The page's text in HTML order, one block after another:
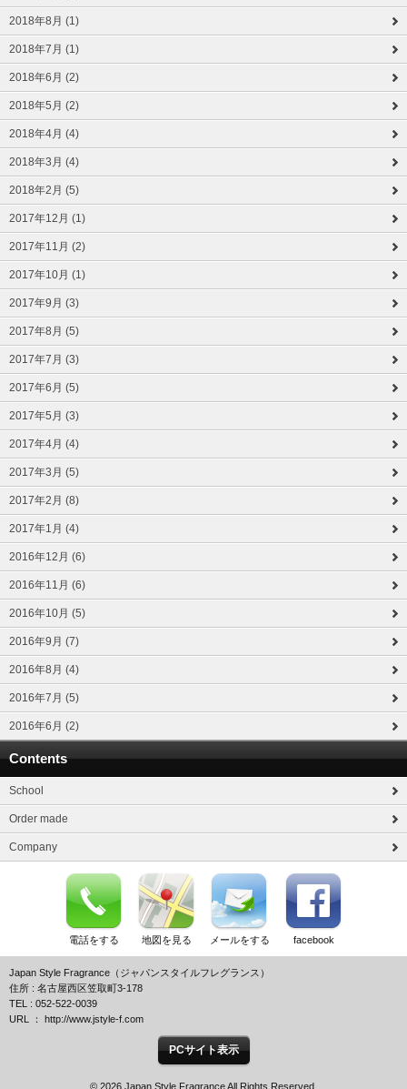
2018年8月 (1)
2018年7月 (1)
2018年6月 (2)
2018年5月 (2)
2018年4月 (4)
2018年3月 (4)
2018年2月 (5)
2017年12月 (1)
2017年11月 (2)
2017年10月 (1)
2017年9月 (3)
2017年8月 (5)
2017年7月 (3)
2017年6月 (5)
2017年5月 (3)
2017年4月 (4)
2017年3月 (5)
2017年2月 (8)
2017年1月 (4)
2016年12月 (6)
2016年11月 (6)
2016年10月 (5)
2016年9月 (7)
2016年8月 (4)
2016年7月 (5)
2016年6月 (2)
Contents
School
Order made
Company
電話をする 地図を見る メールをする facebook
Japan Style Fragrance（ジャパンスタイルフレグランス）
住所 : 名古屋西区笠取町3-178
TEL : 052-522-0039
URL ： http://www.jstyle-f.com
PCサイト表示
© 2026 Japan Style Fragrance All Rights Reserved.